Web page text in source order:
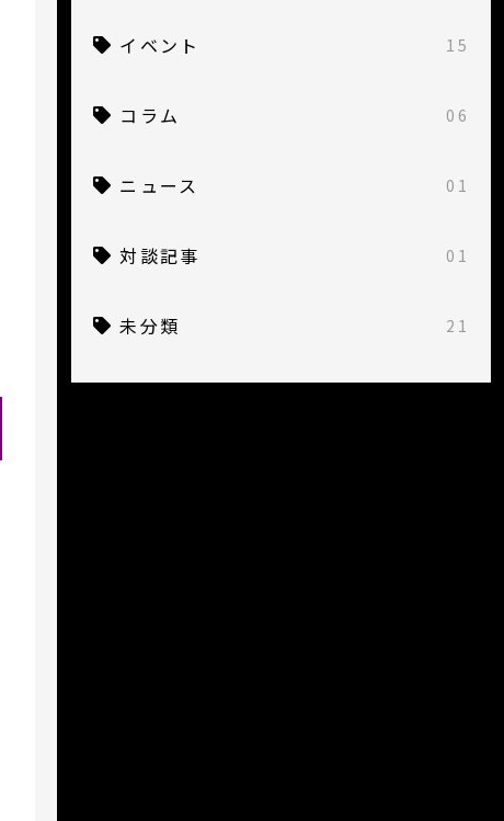
イベント 15
コラム 06
ニュース 01
対談記事 01
未分類 21